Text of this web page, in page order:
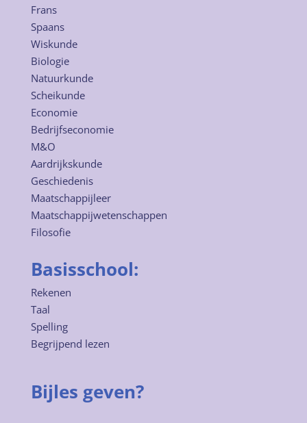
Frans
Spaans
Wiskunde
Biologie
Natuurkunde
Scheikunde
Economie
Bedrijfseconomie
M&O
Aardrijkskunde
Geschiedenis
Maatschappijleer
Maatschappijwetenschappen
Filosofie
Basisschool:
Rekenen
Taal
Spelling
Begrijpend lezen
Bijles geven?